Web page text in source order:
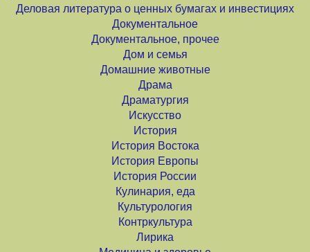
Деловая литература о ценных бумагах и инвестициях
Документальное
Документальное, прочее
Дом и семья
Домашние животные
Драма
Драматургия
Искусство
История
История Востока
История Европы
История России
Кулинария, еда
Культурология
Контркультура
Лирика